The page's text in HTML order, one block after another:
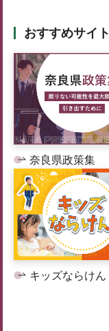
おすすめサイト
奈良県政策集
キッズならけん